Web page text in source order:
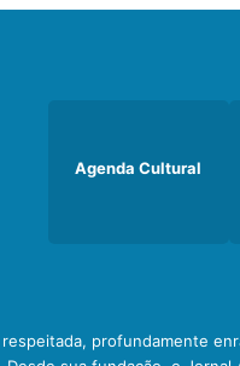
Agenda Cultural
profundamente